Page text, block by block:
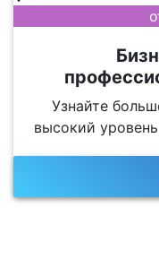
Узнайте
высокий